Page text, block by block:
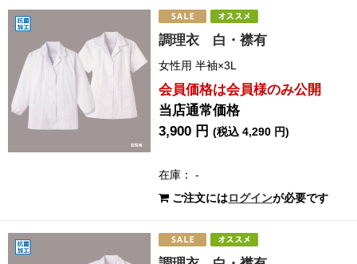
調理衣 白・襟有
女性用 半袖×3L
会員価格は会員様のみ公開
当店通常価格
3,900 円(税込 4,290 円)
在庫： -
ご注文にはログインが必要です